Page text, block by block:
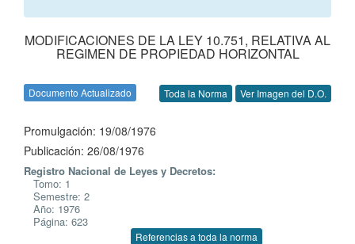
MODIFICACIONES DE LA LEY 10.751, RELATIVA AL
REGIMEN DE PROPIEDAD HORIZONTAL
Documento Actualizado Toda la Norma Ver Imagen del D.O.
Promulgación: 19/08/1976
Publicación: 26/08/1976
Registro Nacional de Leyes y Decretos:
Tomo: 1
Semestre: 2
Año: 1976
Página: 623
Referencias a toda la norma